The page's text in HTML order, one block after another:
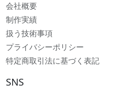
会社概要
制作実績
扱う技術事項
プライバシーポリシー
特定商取引法に基づく表記
SNS